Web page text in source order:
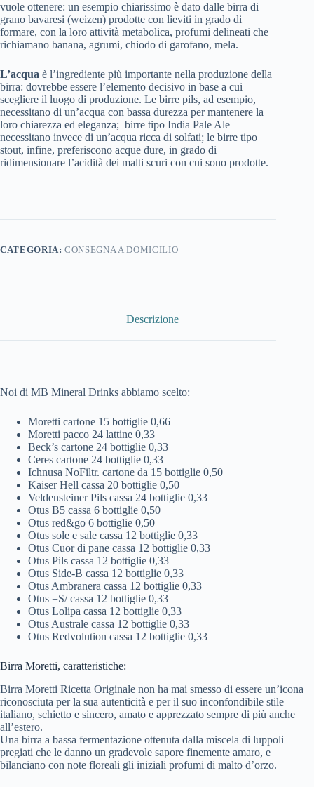
vuole ottenere: un esempio chiarissimo è dato dalle birra di
grano bavaresi (weizen) prodotte con lieviti in grado di
formare, con la loro attività metabolica, profumi delineati che
richiamano banana, agrumi, chiodo di garofano, mela.
L’acqua è l’ingrediente più importante nella produzione della
birra: dovrebbe essere l’elemento decisivo in base a cui
scegliere il luogo di produzione. Le birre pils, ad esempio,
necessitano di un’acqua con bassa durezza per mantenere la
loro chiarezza ed eleganza; birre tipo India Pale Ale
necessitano invece di un’acqua ricca di solfati; le birre tipo
stout, infine, preferiscono acque dure, in grado di
ridimensionare l’acidità dei malti scuri con cui sono prodotte.
CATEGORIA:CONSEGNA A DOMICILIO
Descrizione
Noi di MB Mineral Drinks abbiamo scelto:
Moretti cartone 15 bottiglie 0,66
Moretti pacco 24 lattine 0,33
Beck’s cartone 24 bottiglie 0,33
Ceres cartone 24 bottiglie 0,33
Ichnusa NoFiltr. cartone da 15 bottiglie 0,50
Kaiser Hell cassa 20 bottiglie 0,50
Veldensteiner Pils cassa 24 bottiglie 0,33
Otus B5 cassa 6 bottiglie 0,50
Otus red&go 6 bottiglie 0,50
Otus sole e sale cassa 12 bottiglie 0,33
Otus Cuor di pane cassa 12 bottiglie 0,33
Otus Pils cassa 12 bottiglie 0,33
Otus Side-B cassa 12 bottiglie 0,33
Otus Ambranera cassa 12 bottiglie 0,33
Otus =S/ cassa 12 bottiglie 0,33
Otus Lolipa cassa 12 bottiglie 0,33
Otus Australe cassa 12 bottiglie 0,33
Otus Redvolution cassa 12 bottiglie 0,33
Birra Moretti, caratteristiche:
Birra Moretti Ricetta Originale non ha mai smesso di essere un’icona
riconosciuta per la sua autenticità e per il suo inconfondibile stile
italiano, schietto e sincero, amato e apprezzato sempre di più anche
all’estero.
Una birra a bassa fermentazione ottenuta dalla miscela di luppoli
pregiati che le danno un gradevole sapore finemente amaro, e
bilanciano con note floreali gli iniziali profumi di malto d’orzo.